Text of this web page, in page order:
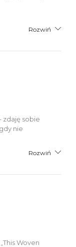
Rozwiń
zdaję sobie
nie
Rozwiń
Woven